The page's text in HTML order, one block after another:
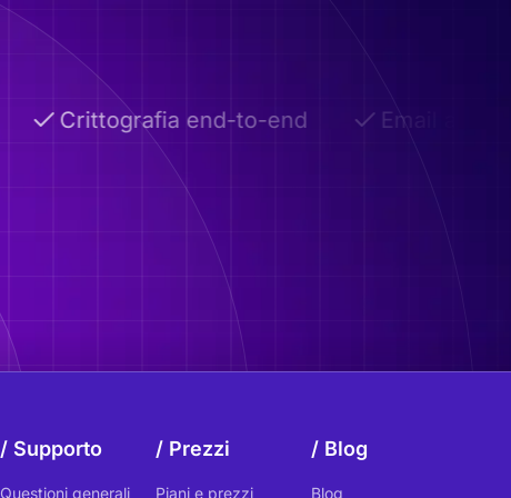
Crittografia end-to-end Email
Supporto
Questioni generali
Prezzi
Piani e prezzi
Blog
Blog